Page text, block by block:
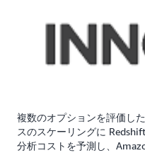
複数のオプションを評価し
スのスケーリングに
分析コストを予測し、